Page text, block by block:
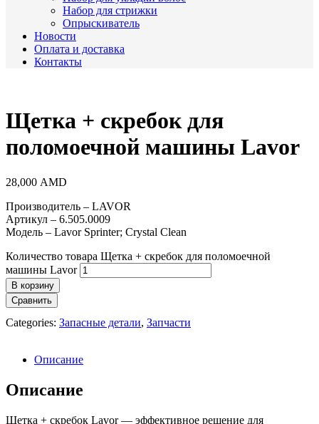
Набор для стрижки
Опрыскиватель
Новости
Оплата и доставка
Контакты
Щетка + скребок для
поломоечной машины Lavor
28,000 AMD
Производитель – LAVOR
Артикул – 6.505.0009
Модель – Lavor Sprinter; Crystal Clean
Количество товара Щетка + скребок для поломоечной
машины Lavor
В корзину
Сравнить
Categories: Запасные детали, Запчасти
Описание
Описание
Щетка + скребок Lavor — эффективное решение для